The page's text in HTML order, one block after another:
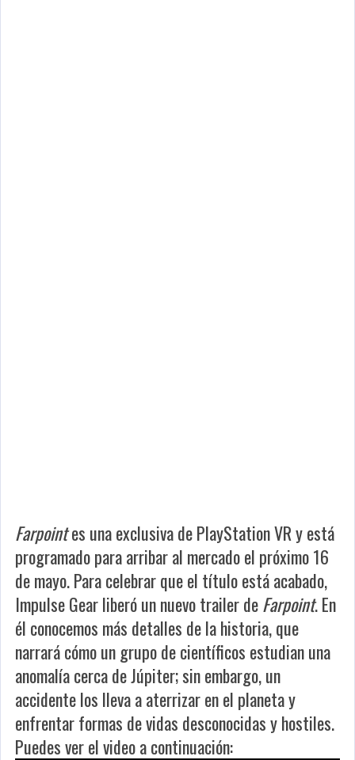
Farpointes una exclusiva de PlayStation VR y está
programado para arribar al mercado el próximo 16
de mayo. Para celebrar que el título está acabado,
Impulse Gear liberó un nuevo trailer deFarpoint. En
él conocemos más detalles de la historia, que
narrará cómo un grupo de científicos estudian una
anomalía cerca de Júpiter; sin embargo, un
accidente los lleva a aterrizar en el planeta y
enfrentar formas de vidas desconocidas y hostiles.
Puedes ver el video a continuación: